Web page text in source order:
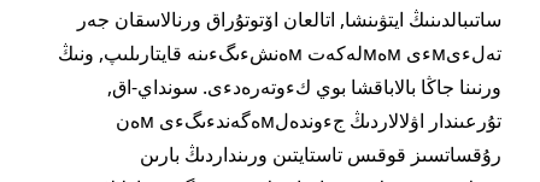
ساتىبالدىنىڭ ايتۋىنشا, اتالعان اۆتوتۇراق ورنالاسقان جەر
تەلءىмءى мەмلەكەت мەنشءىگءىنە قايتارىلىپ, ونىڭ
ورنىنا جاڭا بالاباقشا بوي كءوتەرەدءى. سونداي-اق,
تۇرعىندار اۋلالاردىڭ جءوندەلмەگەندءىگءى мەن
رۇقساتسىز قوقىس تاستايتىن ورىنداردىڭ بارىن